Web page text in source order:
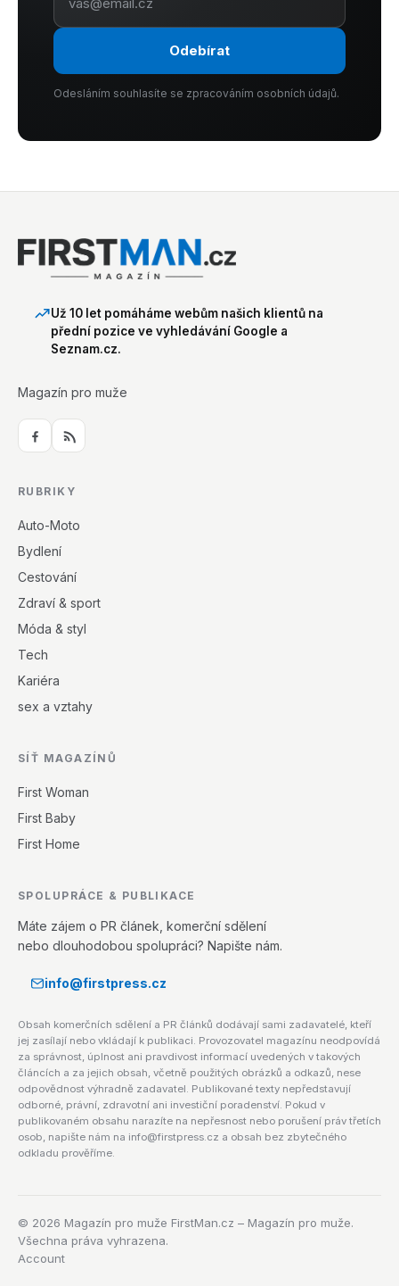
Odebírat
Odesláním souhlasíte se zpracováním osobních údajů.
Už 10 let pomáháme webům našich klientů na
přední pozice ve vyhledávání Google a
Seznam.cz.
Magazín pro muže
RUBRIKY
Auto-Moto
Bydlení
Cestování
Zdraví & sport
Móda & styl
Tech
Kariéra
sex a vztahy
SÍŤ MAGAZÍNŮ
First Woman
First Baby
First Home
SPOLUPRÁCE & PUBLIKACE
Máte zájem o PR článek, komerční sdělení
nebo dlouhodobou spolupráci? Napište nám.
info@firstpress.cz
Obsah komerčních sdělení a PR článků dodávají sami zadavatelé, kteří
jej zasílají nebo vkládají k publikaci. Provozovatel magazínu neodpovídá
za správnost, úplnost ani pravdivost informací uvedených v takových
článcích a za jejich obsah, včetně použitých obrázků a odkazů, nese
odpovědnost výhradně zadavatel. Publikované texty nepředstavují
odborné, právní, zdravotní ani investiční poradenství. Pokud v
publikovaném obsahu narazíte na nepřesnost nebo porušení práv třetích
osob, napište nám na info@firstpress.cz a obsah bez zbytečného
odkladu prověříme.
© 2026 Magazín pro muže FirstMan.cz – Magazín pro muže.
Všechna práva vyhrazena.
Account